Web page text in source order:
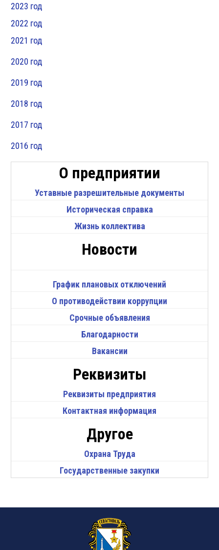
2023 год
2022 год
2021 год
2020 год
2019 год
2018 год
2017 год
2016 год
О предприятии
Уставные разрешительные документы
Историческая справка
Жизнь коллектива
Новости
График плановых отключений
О противодействии коррупции
Срочные объявления
Благодарности
Вакансии
Реквизиты
Реквизиты предприятия
Контактная информация
Другое
Охрана Труда
Государственные закупки